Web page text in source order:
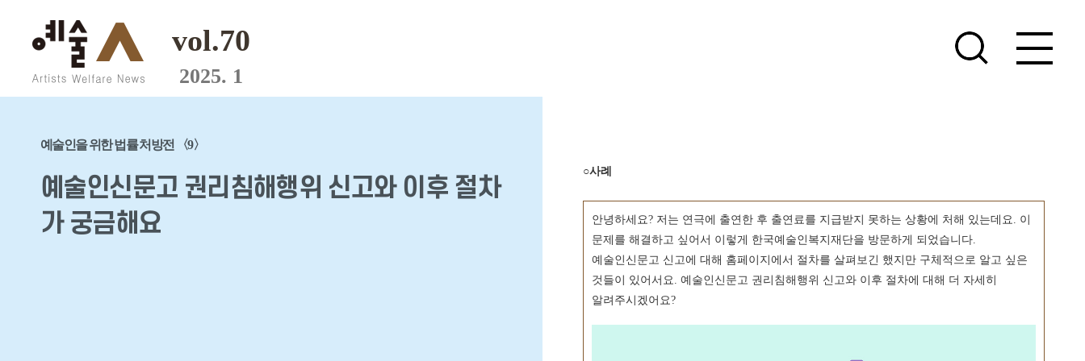
vol.70
2025. 1
예술인을 위한 법률 처방전 〈9〉
예술인신문고 권리침해행위 신고와 이후 절차
가 궁금해요
○사례
안녕하세요? 저는 연극에 출연한 후 출연료를 지급받지 못하는 상황에 처해 있는데요. 이
문제를 해결하고 싶어서 이렇게 한국예술인복지재단을 방문하게 되었습니다.
예술인신문고 신고에 대해 홈페이지에서 절차를 살펴보긴 했지만 구체적으로 알고 싶은
것들이 있어서요. 예술인신문고 권리침해행위 신고와 이후 절차에 대해 더 자세히
알려주시겠어요?